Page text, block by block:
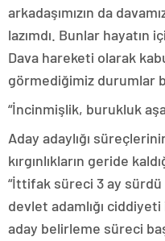
arkadaşımızın da
lazımdı. Bunlar hayatın
Dava hareketi olarak
görmediğimiz durumlar
“İncinmişlik, burukluk
Aday adaylığı
kırgınlıkların geride
“İttifak süreci 3 ay
devlet adamlığı
aday belirleme süreci